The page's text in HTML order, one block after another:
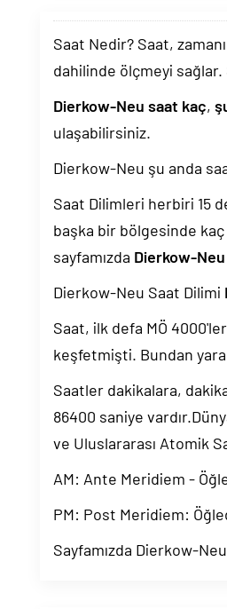
Saat Nedir? Saat,
dahilinde ölçmeyi sağlar.
Dierkow-Neu saat kaç,
ulaşabilirsiniz.
Dierkow-Neu şu anda
Saat Dilimleri herbiri 15
başka bir bölgesinde
sayfamızda Dierkow-
Dierkow-Neu Saat Dilimi
Saat, ilk defa MÖ
keşfetmişti. Bundan
Saatler dakikalara,
86400 saniye
ve Uluslararası Atomik
AM: Ante Meridiem -
PM: Post Meridiem:
Sayfamızda Dierkow-